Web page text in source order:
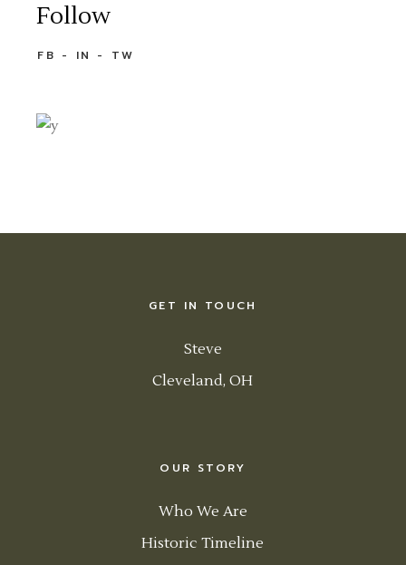
Follow
FB IN TW
GET IN TOUCH
Steve
Cleveland, OH
OUR STORY
Who We Are
Historic Timeline